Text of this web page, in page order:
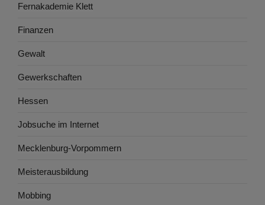
Fernakademie Klett
Finanzen
Gewalt
Gewerkschaften
Hessen
Jobsuche im Internet
Mecklenburg-Vorpommern
Meisterausbildung
Mobbing